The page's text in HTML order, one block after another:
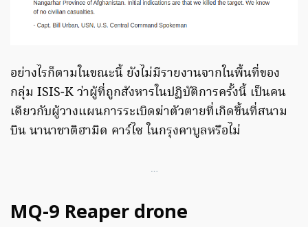
อย่างไรก็ตามในขณะนี้ ยังไม่มีรายงานจากในพื้นที่ของ
กลุ่ม ISIS-K ว่าผู้ที่ถูกสังหารในปฏิบัติการครั้งนี้ เป็นคน
เดียวกับผู้วางแผนการระเบิดฆ่าตัวตายที่เกิดขึ้นที่สนาม
บิน นานาชาติฮามิด คาร์ไซ ในกรุงคาบูลหรือไม่
…
MQ-9 Reaper drone